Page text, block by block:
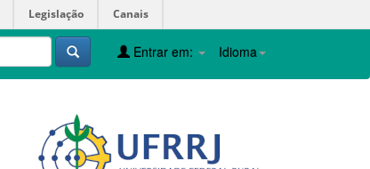
Legislação Canais
Idioma
Entrar em: